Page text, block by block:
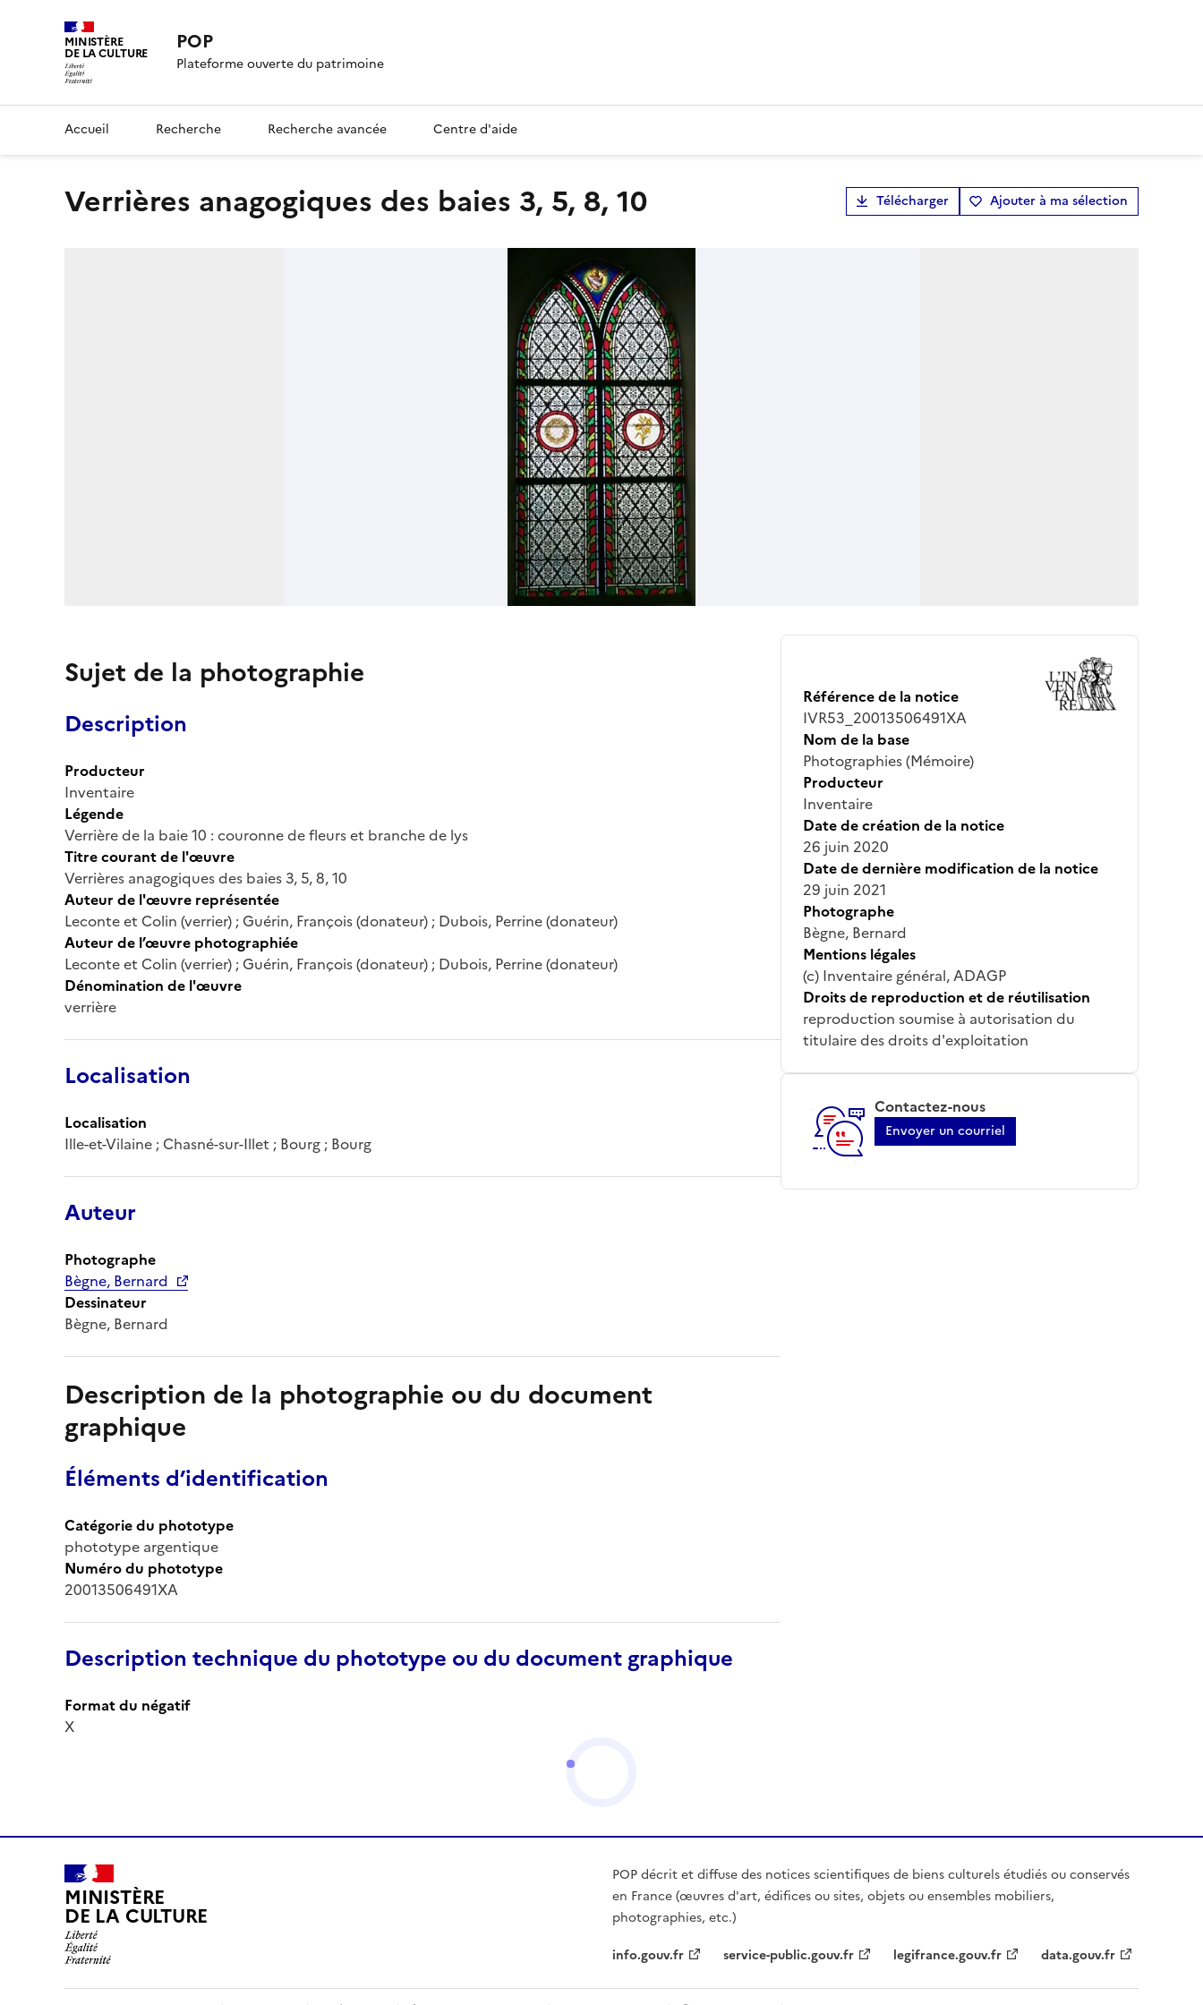
MINISTÈRE
DE LA CULTURE POP
Plateforme ouverte du patrimoine
Accueil Recherche Recherche avancée Centre d'aide
Verrières anagogiques des baies 3, 5, 8, 10 Télécharger Ajouter à ma sélection
Sujet de la photographie
Description
Producteur
Inventaire
Légende
Verrière de la baie 10 : couronne de fleurs et branche de lys
Titre courant de l'œuvre
Verrières anagogiques des baies 3, 5, 8, 10
Auteur de l'œuvre représentée
Leconte et Colin (verrier) ; Guérin, François (donateur) ; Dubois, Perrine (donateur)
Auteur de l’œuvre photographiée
Leconte et Colin (verrier) ; Guérin, François (donateur) ; Dubois, Perrine (donateur)
Dénomination de l'œuvre
verrière
Localisation
Localisation
Ille-et-Vilaine ; Chasné-sur-Illet ; Bourg ; Bourg
Auteur
Photographe
Bègne, Bernard
Dessinateur
Bègne, Bernard
Description de la photographie ou du document
graphique
Éléments d’identification
Catégorie du phototype
phototype argentique
Numéro du phototype
20013506491XA
Description technique du phototype ou du document graphique
Format du négatif
X
Référence de la notice
IVR53_20013506491XA
Nom de la base
Photographies (Mémoire)
Producteur
Inventaire
Date de création de la notice
26 juin 2020
Date de dernière modification de la notice
29 juin 2021
Photographe
Bègne, Bernard
Mentions légales
(c) Inventaire général, ADAGP
Droits de reproduction et de réutilisation
reproduction soumise à autorisation du
titulaire des droits d'exploitation
Contactez-nous
Envoyer un courriel
MINISTÈRE
DE LA CULTURE
POP décrit et diffuse des notices scientifiques de biens culturels étudiés ou conservés
en France (œuvres d'art, édifices ou sites, objets ou ensembles mobiliers,
photographies, etc.)
info.gouv.fr
service-public.gouv.fr legifrance.gouv.fr data.gouv.fr